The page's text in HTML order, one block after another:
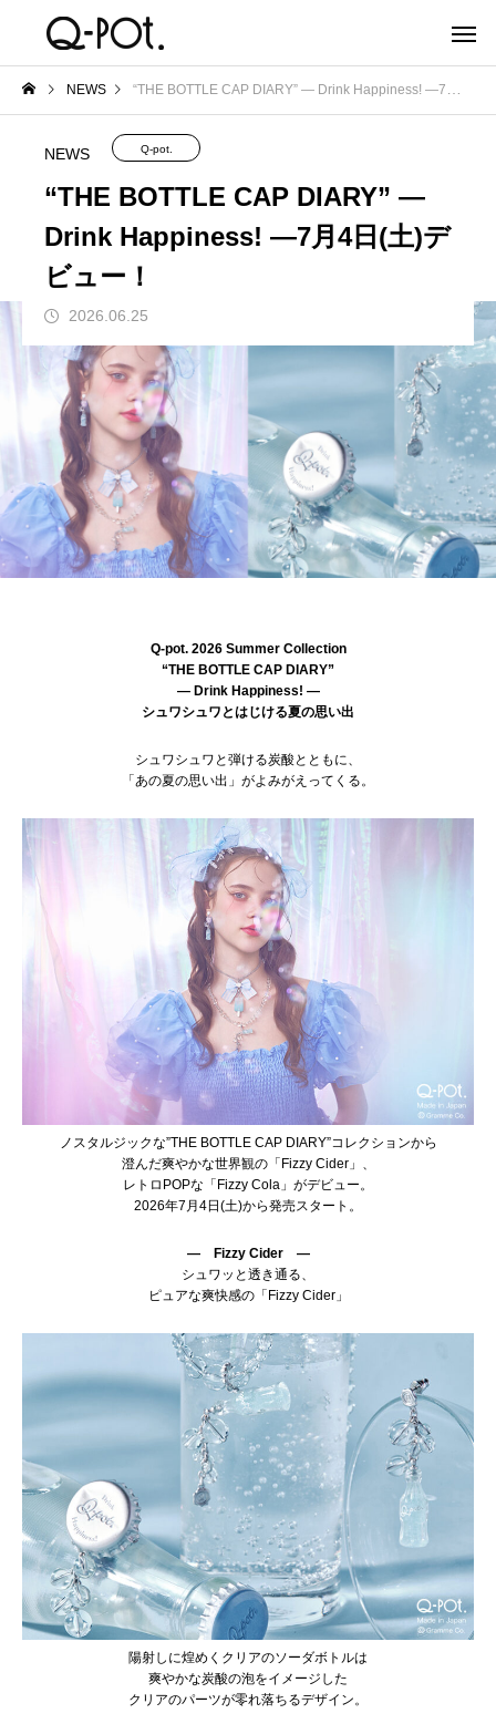
NEWS “THE BOTTLE CAP DIARY” — Drink Happiness! —7月4日(土)デビュー！
NEWS Q-pot.
“THE BOTTLE CAP DIARY” —
Drink Happiness! —7月4日(土)デ
ビュー！
2026.06.25
Q-pot. 2026 Summer Collection
“THE BOTTLE CAP DIARY”
— Drink Happiness! —
シュワシュワとはじける夏の思い出
シュワシュワと弾ける炭酸とともに、
「あの夏の思い出」がよみがえってくる。
ノスタルジックな”THE BOTTLE CAP DIARY”コレクションから
澄んだ爽やかな世界観の「Fizzy Cider」、
レトロPOPな「Fizzy Cola」がデビュー。
2026年7月4日(土)から発売スタート。
― Fizzy Cider ―
シュワッと透き通る、
ピュアな爽快感の「Fizzy Cider」
陽射しに煌めくクリアのソーダボトルは
爽やかな炭酸の泡をイメージした
クリアのパーツが零れ落ちるデザイン。